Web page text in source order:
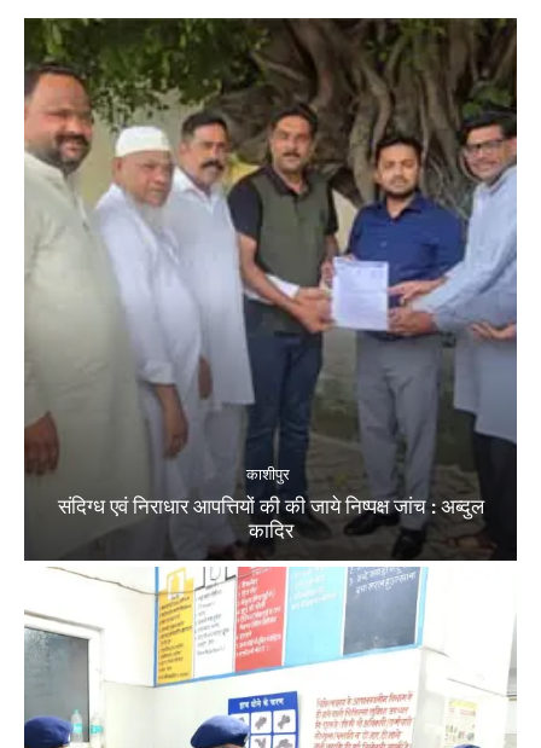
काशीपुर
संदिग्ध एवं निराधार आपत्तियों की की जाये निष्पक्ष जांच : अब्दुल
कादिर